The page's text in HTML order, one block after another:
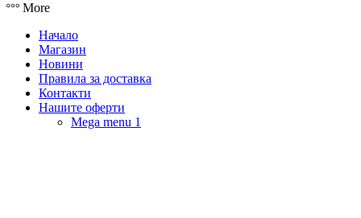
More
Начало
Магазин
Новини
Правила за доставка
Контакти
Нашите оферти
Mega menu 1